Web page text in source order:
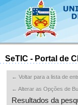
SeTIC - Portal de
← Voltar para a lista de
← Alterar as Opções de
Resultados da